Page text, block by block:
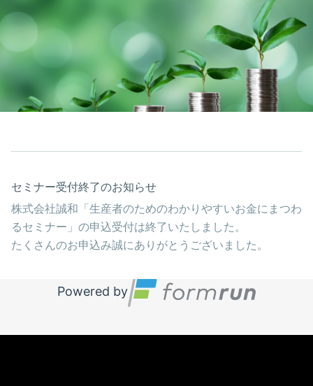
セミナー受付終了のお知らせ
株式会社誠和「生産者のためのわかりやすいお金にまつわ
るセミナー」の申込受付は終了いたしました。
たくさんのお申込み誠にありがとうございました。
Powered by